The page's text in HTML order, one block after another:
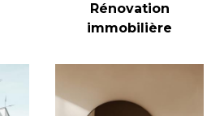
Rénovation
immobilière